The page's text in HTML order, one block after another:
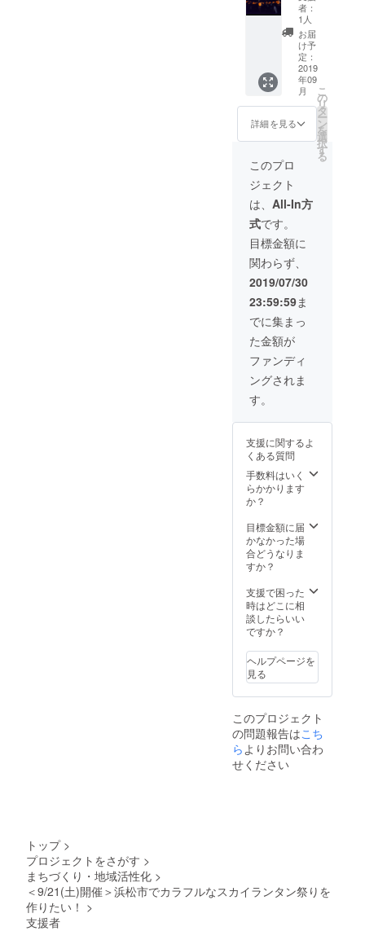
け】
LEDス
カイラ
ンタン
打ち上
げ券 4
場1台
分 確
保 お礼
メッ
セージ
（報告
映像）
者：
1人
お届
け予
定：
2019
年09
月
詳細を見る
こ
の
リ
タ
ー
ン
を
選
択
す
る
このプロ
ジェクト
は、 All-In方
式です。
目標金額に
関わらず、
2019/07/30
23:59:59ま
でに集まっ
た金額が
ファンディ
ングされま
す。
支援に関するよ
くある質問
手数料はいく
らかかります
か？
目標金額に届
かなかった場
合どうなりま
すか？
支援で困った
時はどこに相
談したらいい
ですか？
ヘルプページを
見る
このプロジェクト
の問題報告はこち
ら よりお問い合わ
せください
トップ >
プロジェクトをさがす >
まちづくり・地域活性化 >
＜9/21(土)開催＞浜松市でカラフルなスカイランタン祭りを
作りたい！ >
支援者